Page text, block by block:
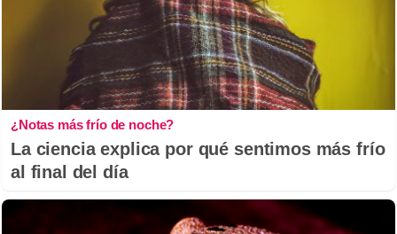
¿Notas más frío de noche?
La ciencia explica por qué sentimos más frío
al final del día